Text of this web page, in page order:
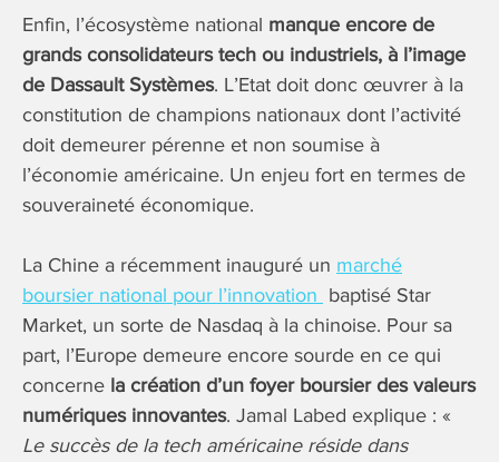
Enfin, l’écosystème national manque encore de
grands consolidateurs tech ou industriels, à l’image
de Dassault Systèmes. L’Etat doit donc œuvrer à la
constitution de champions nationaux dont l’activité
doit demeurer pérenne et non soumise à
l’économie américaine. Un enjeu fort en termes de
souveraineté économique.
La Chine a récemment inauguré un marché
boursier national pour l’innovation baptisé Star
Market, un sorte de Nasdaq à la chinoise. Pour sa
part, l’Europe demeure encore sourde en ce qui
concerne la création d’un foyer boursier des valeurs
numériques innovantes. Jamal Labed explique : «
Le succès de la tech américaine réside dans